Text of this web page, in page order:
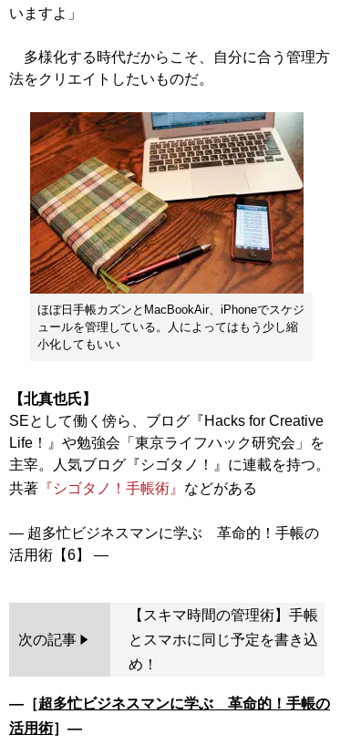
いますよ」
多様化する時代だからこそ、自分に合う管理方
法をクリエイトしたいものだ。
ほぼ日手帳カズンとMacBookAir、iPhoneでスケジ
ュールを管理している。人によってはもう少し縮
小化してもいい
【北真也氏】
SEとして働く傍ら、ブログ『Hacks for Creative
Life！』や勉強会「東京ライフハック研究会」を
主宰。人気ブログ『シゴタノ！』に連載を持つ。
共著 『シゴタノ！手帳術』 などがある
― 超多忙ビジネスマンに学ぶ 革命的！手帳の
次の記事
【スキマ時間の管理術】手帳
とスマホに同じ予定を書き込
め！
―［超多忙ビジネスマンに学ぶ 革命的！手帳の
活用術］―